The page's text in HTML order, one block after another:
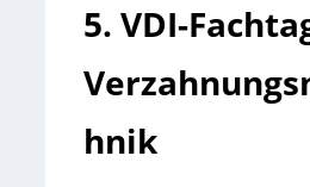
5. VDI-
hnik